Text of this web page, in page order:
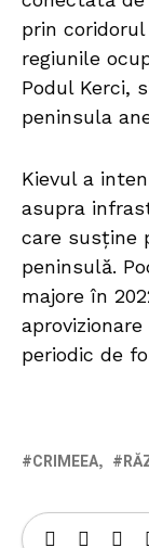
prin
regiunile
Podul Kerci,
peninsula
Kievul a
asupra
care susține
peninsulă.
majore în
periodic de
CRIMEEA